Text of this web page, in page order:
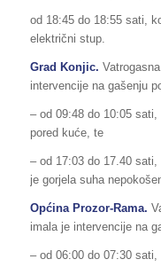
od 18:45 do 18:55 sati,
električni stup.
Grad Konjic.
intervencije na gašenju
– od 09:48 do 10:05
pored kuće, te
– od 17:03 do 17.40
je gorjela suha
Općina Prozor-Rama.
imala je intervencije na
– od 06:00 do 07:30